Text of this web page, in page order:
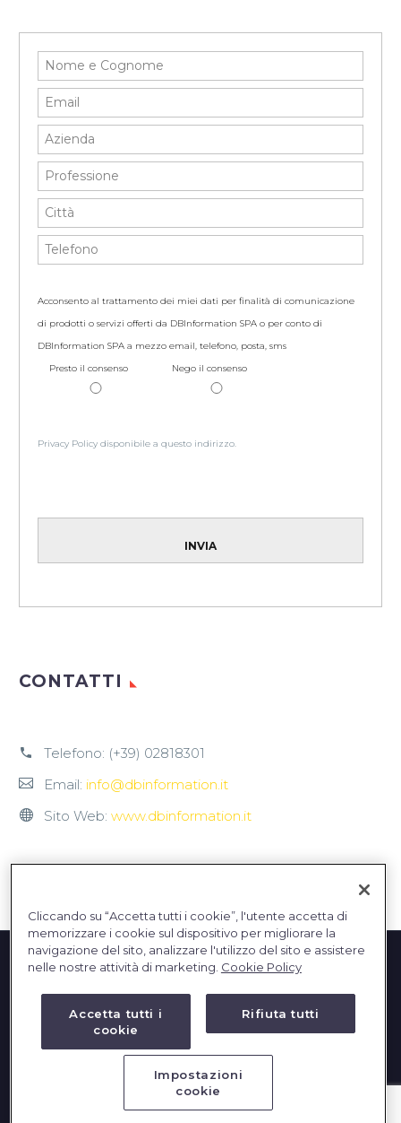
Acconsento al trattamento dei miei dati per finalità di comunicazione
di prodotti o servizi offerti da DBInformation SPA o per conto di
DBInformation SPA a mezzo email, telefono, posta, sms
Presto il consenso
Nego il consenso
Privacy Policy disponibile a questo indirizzo.
CONTATTI
Telefono: (+39) 02818301
Email: info@dbinformation.it
Sito Web: www.dbinformation.it
2023 © DBInformation SPA - Partita IVA: 09293820156
Cliccando su “Accetta tutti i cookie”, l'utente accetta di
memorizzare i cookie sul dispositivo per migliorare la
navigazione del sito, analizzare l'utilizzo del sito e assistere
nelle nostre attività di marketing. Cookie Policy
Accetta tutti i
cookie
Rifiuta tutti
Impostazioni
cookie